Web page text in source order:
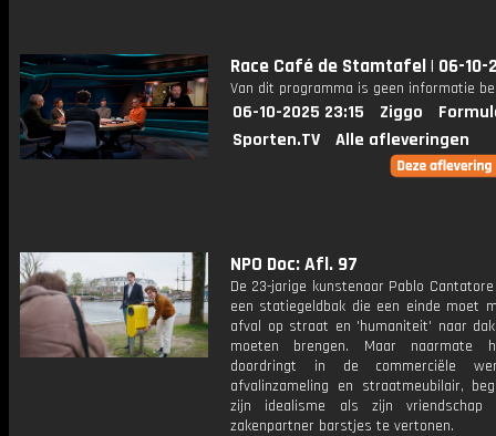
Race Café de Stamtafel | 06-10-
Van dit programma is geen informatie
06-10-2025 23:15 Ziggo
Sporten.TV
Alle afleveringen
NPO Doc: Afl. 97
De 23-jarige kunstenaar Pablo
een statiegeldbak die een einde moet
afval op straat en 'humaniteit' naar
moeten brengen. Maar naarmate
doordringt in de commerciële
afvalinzameling en straatmeubilair,
zijn idealisme als zijn
zakenpartner barstjes te vertonen.